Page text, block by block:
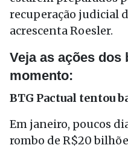
recuperação judicial
acrescenta Roesler.
Veja as ações dos
momento:
BTG Pactual tentou
Em janeiro, poucos
rombo de R$20